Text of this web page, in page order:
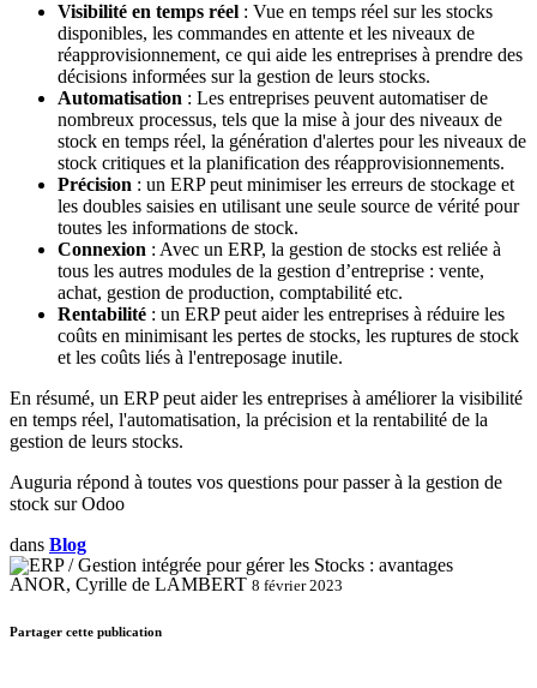
Visibilité en temps réel : Vue en temps réel sur les stocks
disponibles, les commandes en attente et les niveaux de
réapprovisionnement, ce qui aide les entreprises à prendre des
décisions informées sur la gestion de leurs stocks.
Automatisation : Les entreprises peuvent automatiser de
nombreux processus, tels que la mise à jour des niveaux de
stock en temps réel, la génération d'alertes pour les niveaux de
stock critiques et la planification des réapprovisionnements.
Précision : un ERP peut minimiser les erreurs de stockage et
les doubles saisies en utilisant une seule source de vérité pour
toutes les informations de stock.
Connexion : Avec un ERP, la gestion de stocks est reliée à
tous les autres modules de la gestion d’entreprise : vente,
achat, gestion de production, comptabilité etc.
Rentabilité : un ERP peut aider les entreprises à réduire les
coûts en minimisant les pertes de stocks, les ruptures de stock
et les coûts liés à l'entreposage inutile.
En résumé, un ERP peut aider les entreprises à améliorer la visibilité
en temps réel, l'automatisation, la précision et la rentabilité de la
gestion de leurs stocks.
Auguria répond à toutes vos questions pour passer à la gestion de
stock sur Odoo
dans Blog
ANOR, Cyrille de LAMBERT 8 février 2023
Partager cette publication